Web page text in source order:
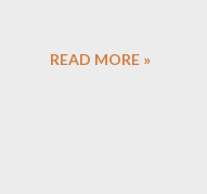
kartdata
READ MORE »